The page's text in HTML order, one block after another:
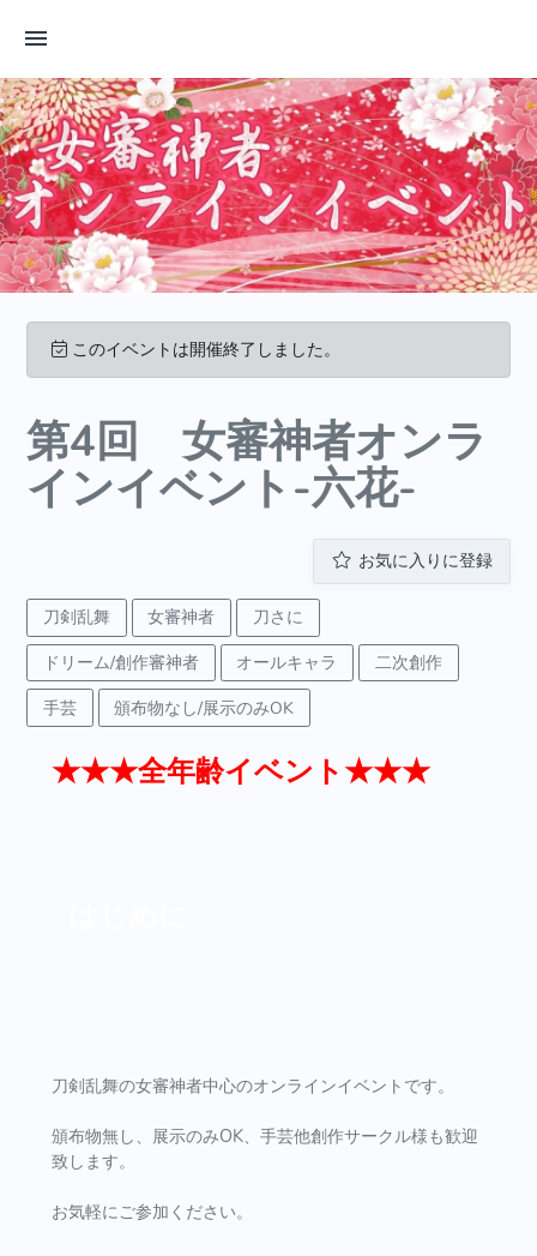
このイベントは開催終了しました。
第4回 女審神者オンラ
インイベント-六花-
お気に入りに登録
刀剣乱舞 女審神者
刀さに
ドリーム/創作審神者
オールキャラ
二次創作
手芸
頒布物なし/展示のみOK
★★★全年齢イベント★★★
刀剣乱舞の女審神者中心のオンラインイベントです。
頒布物無し、展示のみOK、手芸他創作サークル様も歓迎
致します。
お気軽にご参加ください。